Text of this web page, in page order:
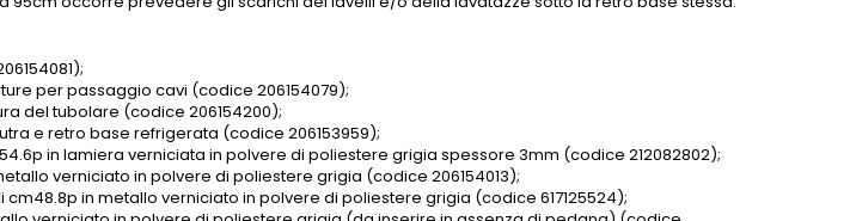
per passaggio cavi (codice 206154079);
del tubolare (codice 206154200);
e retro base refrigerata (codice 206153959);
in lamiera verniciata in polvere di poliestere grigia spessore 3mm (codice 212082802);
verniciato in polvere di poliestere grigia (codice 206154013);
in metallo verniciato in polvere di poliestere grigia (codice 617125524);